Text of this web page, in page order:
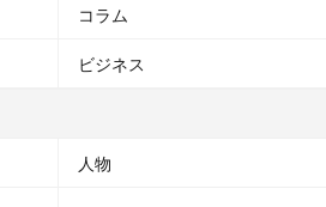
（2012年4月7日公開、アルゴ・
役
校時代）
コラム
ビジネス
人物